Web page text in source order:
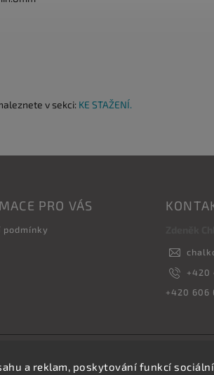
a reklam, poskytování funkcí
v sekci: KE STAŽENÍ.
PRO VÁS
podmínky
+420
+420 606
Copyright 2026Vyrábíme hřebíky .